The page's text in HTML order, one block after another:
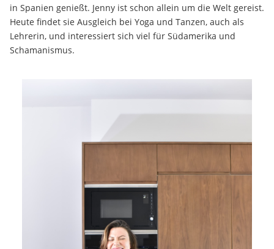
in Spanien genießt. Jenny ist schon allein um die Welt gereist.
Heute findet sie Ausgleich bei Yoga und Tanzen, auch als
Lehrerin, und interessiert sich viel für Südamerika und
Schamanismus.